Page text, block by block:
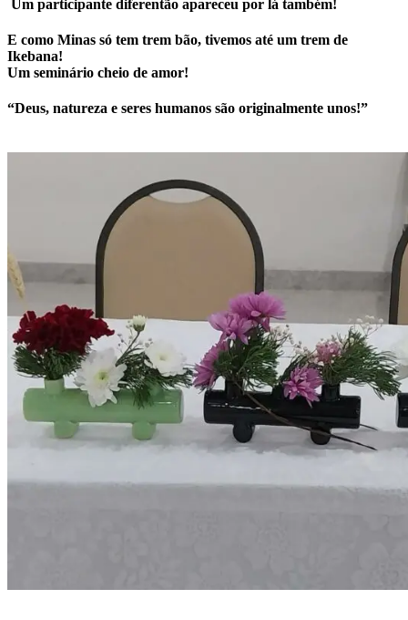
Um participante diferentão apareceu por lá também!
E como Minas só tem trem bão, tivemos até um trem de
Ikebana!
Um seminário cheio de amor!
“Deus, natureza e seres humanos são originalmente unos!”